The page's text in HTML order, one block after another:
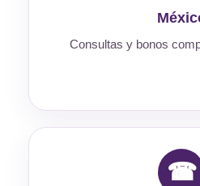
Consultas y bonos
☎